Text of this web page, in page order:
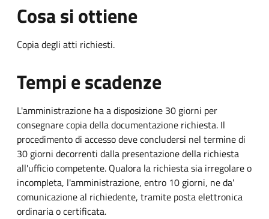
Cosa si ottiene
Copia degli atti richiesti.
Tempi e scadenze
L'amministrazione ha a disposizione 30 giorni per
consegnare copia della documentazione richiesta. Il
procedimento di accesso deve concludersi nel termine di
30 giorni decorrenti dalla presentazione della richiesta
all'ufficio competente. Qualora la richiesta sia irregolare o
incompleta, l'amministrazione, entro 10 giorni, ne da'
comunicazione al richiedente, tramite posta elettronica
ordinaria o certificata.